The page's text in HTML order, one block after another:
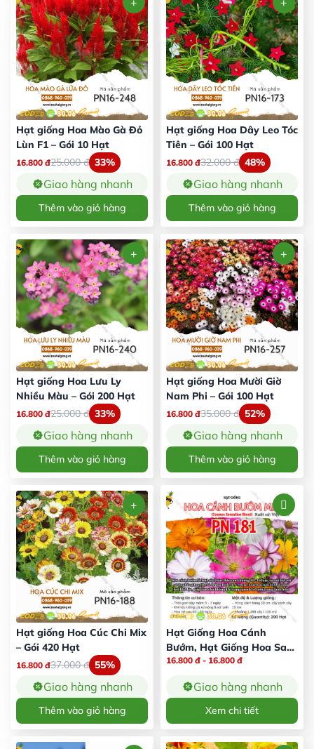
Hạt giống Hoa Mào Gà Đỏ
Lùn F1 – Gói 10 Hạt
16.800 đ25.000đ 33%
Giao hàng nhanh
Thêm vào giỏ hàng
Hạt giống Hoa Dây Leo Tóc
Tiên – Gói 100 Hạt
16.800 đ32.000đ 48%
Giao hàng nhanh
Thêm vào giỏ hàng
Hạt giống Hoa Lưu Ly
Nhiều Màu – Gói 200 Hạt
16.800 đ25.000đ 33%
Giao hàng nhanh
Thêm vào giỏ hàng
Hạt giống Hoa Mười Giờ
Nam Phi – Gói 100 Hạt
16.800 đ35.000đ 52%
Giao hàng nhanh
Thêm vào giỏ hàng
Hạt giống Hoa Cúc Chi Mix
– Gói 420 Hạt
16.800 đ37.000đ 55%
Giao hàng nhanh
Thêm vào giỏ hàng
Hạt Giống Hoa Cánh
Bướm, Hạt Giống Hoa Sao
Nhái – Gói 200 Hạt
16.800 đ - 16.800 đ
Giao hàng nhanh
Xem chi tiết